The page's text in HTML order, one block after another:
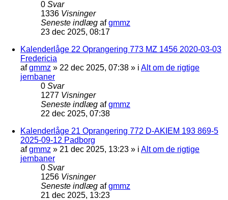
0 Svar
1336 Visninger
Seneste indlæg afgmmz
23 dec 2025, 08:17
Kalenderlåge 22 Oprangering 773 MZ 1456 2020-03-03
Fredericia
afgmmz » 22 dec 2025, 07:38 » i Alt om de rigtige
jernbaner
0 Svar
1277 Visninger
Seneste indlæg afgmmz
22 dec 2025, 07:38
Kalenderlåge 21 Oprangering 772 D-AKIEM 193 869-5
2025-09-12 Padborg
afgmmz » 21 dec 2025, 13:23 » i Alt om de rigtige
jernbaner
0 Svar
1256 Visninger
Seneste indlæg afgmmz
21 dec 2025, 13:23